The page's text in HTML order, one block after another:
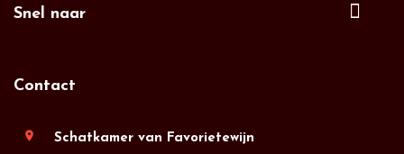
Snel naar
Contact
location_on Schatkamer van Favorietewijn